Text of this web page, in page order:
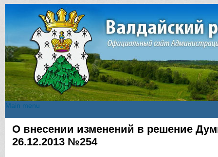
Main menu
Вы здесь
О внесении изменений в решение
26.12.2013 №254